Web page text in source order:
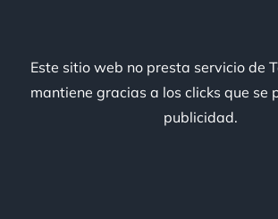
Este sitio web no presta servicio de
mantiene gracias a los clicks que se
publicidad.